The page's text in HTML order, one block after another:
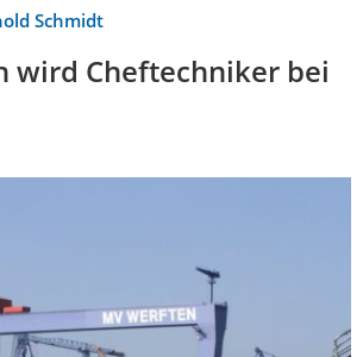
Schmidt
wird Cheftechniker bei